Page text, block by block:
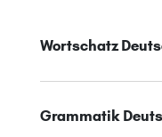
Wortschatz
Grammatik